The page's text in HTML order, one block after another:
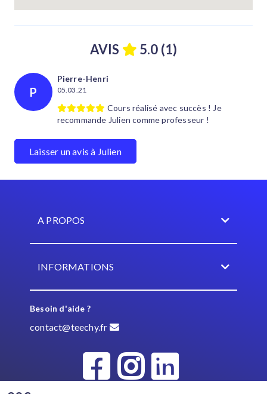
AVIS 5.0 (1)
P
Pierre-Henri
05.03.21
Cours réalisé avec succès ! Je
recommande Julien comme professeur !
Laisser un avis à Julien
A PROPOS
INFORMATIONS
Besoin d'aide ?
contact@teechy.fr